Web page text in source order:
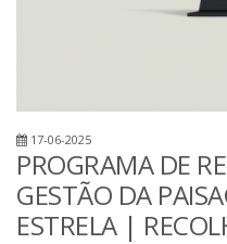
17-06-2025
PROGRAMA DE
GESTÃO DA
ESTRELA |